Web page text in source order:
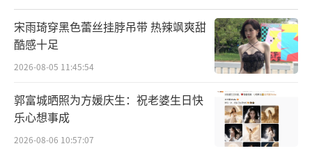
宋雨琦穿黑色蕾丝挂脖吊带 热辣飒爽甜
酷感十足
2026-08-05 11:45:54
郭富城晒照为方媛庆生：祝老婆生日快
乐心想事成
2026-08-06 10:57:07